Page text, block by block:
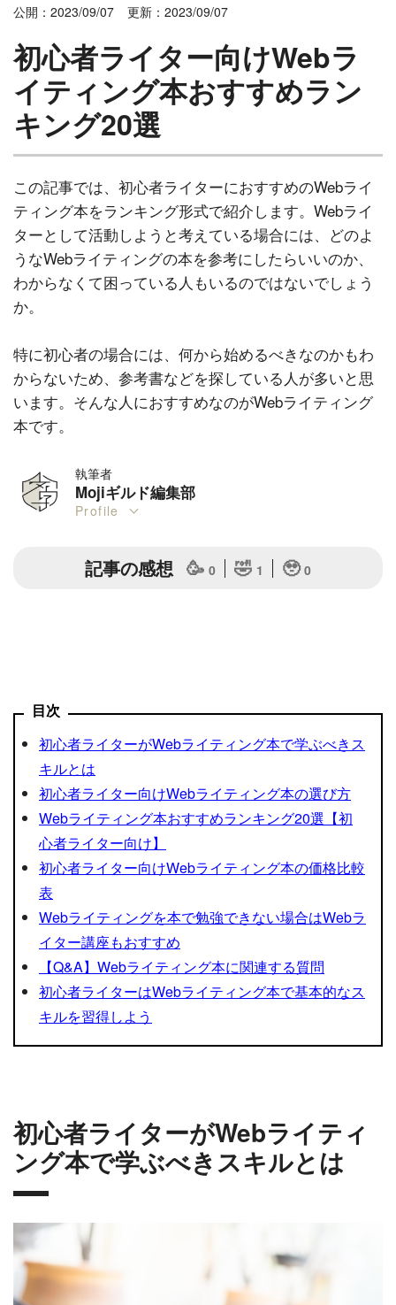
公開：2023/09/07 更新：2023/09/07
初心者ライター向けWebラ
イティング本おすすめラン
キング20選
この記事では、初心者ライターにおすすめのWebライ
ティング本をランキング形式で紹介します。Webライ
ターとして活動しようと考えている場合には、どのよ
うなWebライティングの本を参考にしたらいいのか、
わからなくて困っている人もいるのではないでしょう
か。
特に初心者の場合には、何から始めるべきなのかもわ
からないため、参考書などを探している人が多いと思
います。そんな人におすすめなのがWebライティング
本です。
執筆者
Mojiギルド編集部
Profile
記事の感想 🥳 0 🤣 1 🥹 0
目次
初心者ライターがWebライティング本で学ぶべきス
キルとは
初心者ライター向けWebライティング本の選び方
Webライティング本おすすめランキング20選【初
心者ライター向け】
初心者ライター向けWebライティング本の価格比較
表
Webライティングを本で勉強できない場合はWebラ
イター講座もおすすめ
【Q&A】Webライティング本に関連する質問
初心者ライターはWebライティング本で基本的なス
キルを習得しよう
初心者ライターがWebライティ
ング本で学ぶべきスキルとは